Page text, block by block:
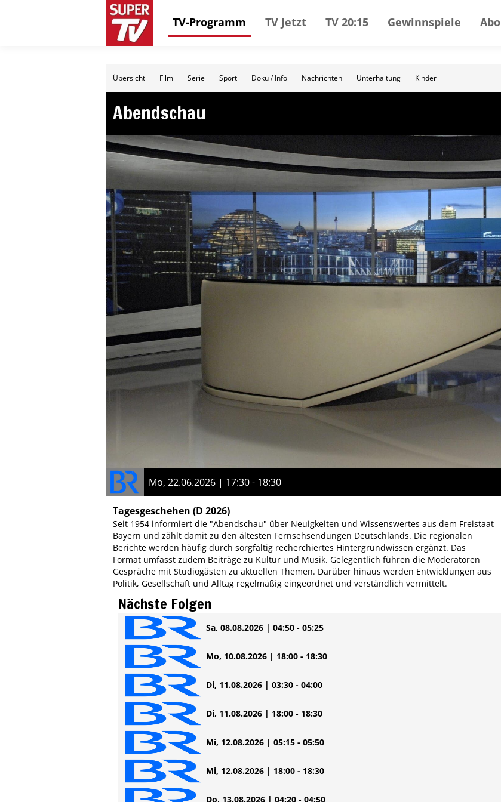
TV-Programm TV Jetzt TV 20:15 Gewinnspiele Abo
Übersicht Film Serie Sport Doku / Info Nachrichten Unterhaltung Kinder
Abendschau
Mo, 22.06.2026 | 17:30 - 18:30
Tagesgeschehen (D 2026)
Seit 1954 informiert die "Abendschau" über Neuigkeiten und Wissenswertes aus dem Freistaat
Bayern und zählt damit zu den ältesten Fernsehsendungen Deutschlands. Die regionalen
Berichte werden häufig durch sorgfältig recherchiertes Hintergrundwissen ergänzt. Das
Format umfasst zudem Beiträge zu Kultur und Musik. Gelegentlich führen die Moderatoren
Gespräche mit Studiogästen zu aktuellen Themen. Darüber hinaus werden Entwicklungen aus
Politik, Gesellschaft und Alltag regelmäßig eingeordnet und verständlich vermittelt.
Nächste Folgen
Sa, 08.08.2026 | 04:50 - 05:25
Mo, 10.08.2026 | 18:00 - 18:30
Di, 11.08.2026 | 03:30 - 04:00
Di, 11.08.2026 | 18:00 - 18:30
Mi, 12.08.2026 | 05:15 - 05:50
Mi, 12.08.2026 | 18:00 - 18:30
Do, 13.08.2026 | 04:20 - 04:50